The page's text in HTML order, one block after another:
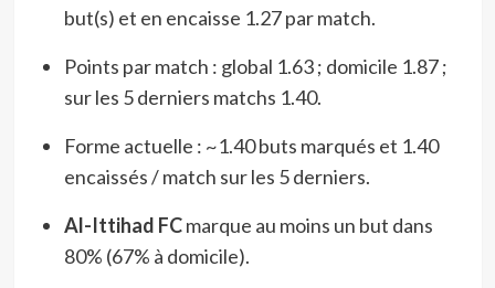
but(s) et en encaisse 1.27 par match.
Points par match : global 1.63 ; domicile 1.87 ;
sur les 5 derniers matchs 1.40.
Forme actuelle : ~1.40 buts marqués et 1.40
encaissés / match sur les 5 derniers.
Al-Ittihad FCmarque au moins un but dans
80% (67% à domicile).